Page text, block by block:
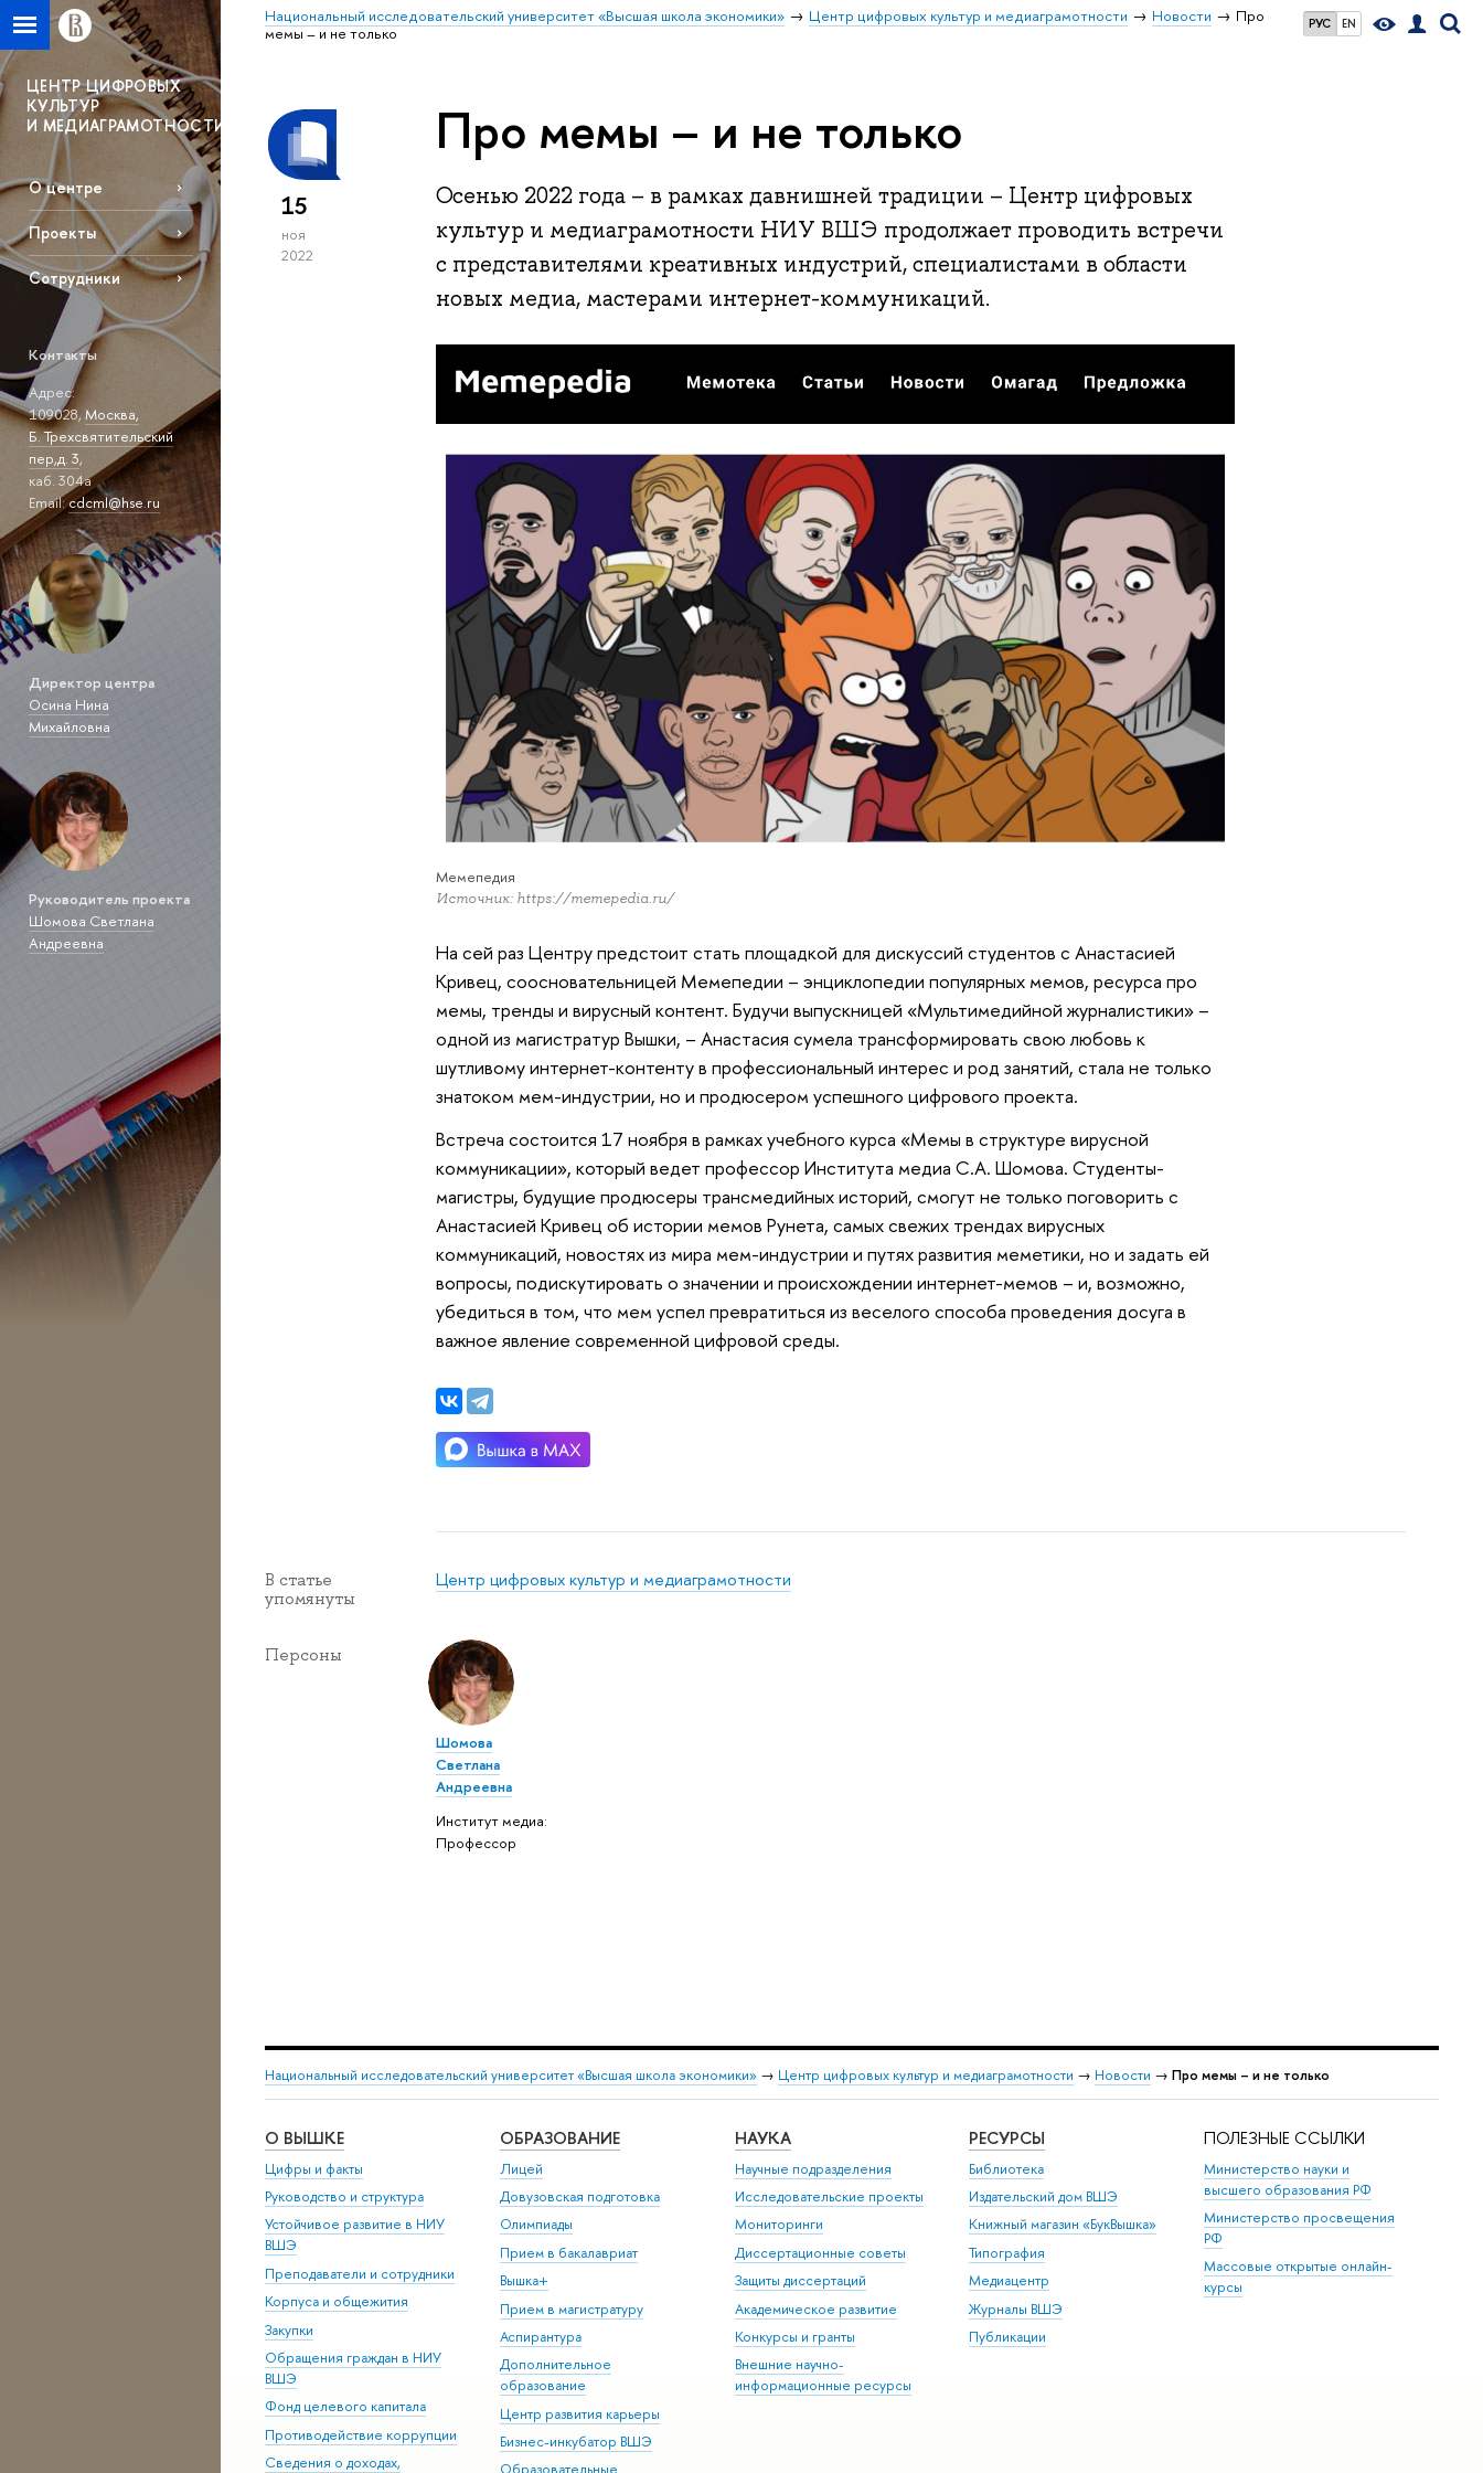
РУС EN
Национальный исследовательский университет «Высшая школа экономики» Центр цифровых культур и медиаграмотности Новости
Про
мемы – и не только
ЦЕНТР ЦИФРОВЫХ
КУЛЬТУР
И МЕДИАГРАМОТНОСТИ
О центре
Проекты
Сотрудники
Контакты
Адрес:
109028,Москва,
Б. Трехсвятительский
пер,д. 3,
каб. 304а
Email:cdcml@hse.ru
Директор центра
Осина Нина
Михайловна
Руководитель проекта
Шомова Светлана
Андреевна
15
ноя
2022
Про мемы – и не только
Осенью 2022 года – в рамках давнишней традиции – Центр цифровых
культур и медиаграмотности НИУ ВШЭ продолжает проводить встречи
с представителями креативных индустрий, специалистами в области
новых медиа, мастерами интернет-коммуникаций.
Мемепедия
Источник: https://memepedia.ru/
На сей раз Центру предстоит стать площадкой для дискуссий студентов с Анастасией
Кривец, соосновательницей Мемепедии – энциклопедии популярных мемов, ресурса про
мемы, тренды и вирусный контент. Будучи выпускницей «Мультимедийной журналистики» –
одной из магистратур Вышки, – Анастасия сумела трансформировать свою любовь к
шутливому интернет-контенту в профессиональный интерес и род занятий, стала не только
знатоком мем-индустрии, но и продюсером успешного цифрового проекта.
Встреча состоится 17 ноября в рамках учебного курса «Мемы в структуре вирусной
коммуникации», который ведет профессор Института медиа С.А. Шомова. Студенты-
магистры, будущие продюсеры трансмедийных историй, смогут не только поговорить с
Анастасией Кривец об истории мемов Рунета, самых свежих трендах вирусных
коммуникаций, новостях из мира мем-индустрии и путях развития меметики, но и задать ей
вопросы, подискутировать о значении и происхождении интернет-мемов – и, возможно,
убедиться в том, что мем успел превратиться из веселого способа проведения досуга в
важное явление современной цифровой среды.
В статье
упомянуты
Центр цифровых культур и медиаграмотности
Персоны
Шомова
Светлана
Андреевна
Институт медиа:
Профессор
Национальный исследовательский университет «Высшая школа экономики» → Центр цифровых культур и медиаграмотности → Новости → Про мемы – и не только
О ВЫШКЕ
Цифры и факты
Руководство и структура
Устойчивое развитие в НИУ
ВШЭ
Преподаватели и сотрудники
Корпуса и общежития
Закупки
Обращения граждан в НИУ
ВШЭ
Фонд целевого капитала
Противодействие коррупции
Сведения о доходах,
ОБРАЗОВАНИЕ
Лицей
Довузовская подготовка
Олимпиады
Прием в бакалавриат
Вышка+
Прием в магистратуру
Аспирантура
Дополнительное
образование
Центр развития карьеры
Бизнес-инкубатор ВШЭ
НАУКА
Научные подразделения
Исследовательские проекты
Мониторинги
Диссертационные советы
Защиты диссертаций
Академическое развитие
Конкурсы и гранты
Внешние научно-
информационные ресурсы
РЕСУРСЫ
Библиотека
Издательский дом ВШЭ
Книжный магазин «БукВышка»
Типография
Медиацентр
Журналы ВШЭ
Публикации
ПОЛЕЗНЫЕ ССЫЛКИ
Министерство науки и
высшего образования РФ
Министерство просвещения
РФ
Массовые открытые онлайн-
курсы